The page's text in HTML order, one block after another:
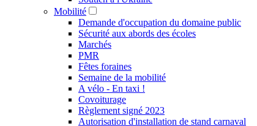
Mobilité
Demande d'occupation du domaine public
Sécurité aux abords des écoles
Marchés
PMR
Fêtes foraines
Semaine de la mobilité
A vélo - En taxi !
Covoiturage
Règlement signé 2023
Autorisation d'installation de stand carnaval